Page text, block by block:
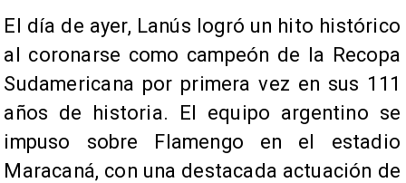
El día de ayer, Lanús logró un hito histórico
al coronarse como campeón de la Recopa
Sudamericana por primera vez en sus 111
años de historia. El equipo argentino se
impuso sobre Flamengo en el estadio
Maracaná, con una destacada actuación de